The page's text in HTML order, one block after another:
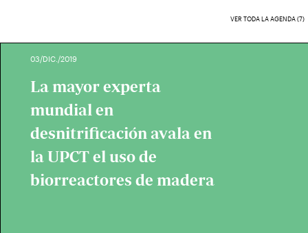
VER TODA LA AGENDA (7)
03/DIC./2019
La mayor experta
mundial en
desnitrificación avala en
la UPCT el uso de
biorreactores de madera